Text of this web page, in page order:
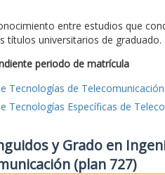
entre estudios que
títulos universitarios de graduado.
periodo de matrícula
Tecnologías de Telecomunicación
Tecnologías Específicas de
y Grado en
(plan 727)